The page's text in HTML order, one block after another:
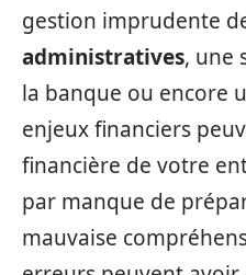
gestion imprudente
administratives, une
la banque ou encore
enjeux financiers
financière de votre
par manque de
mauvaise